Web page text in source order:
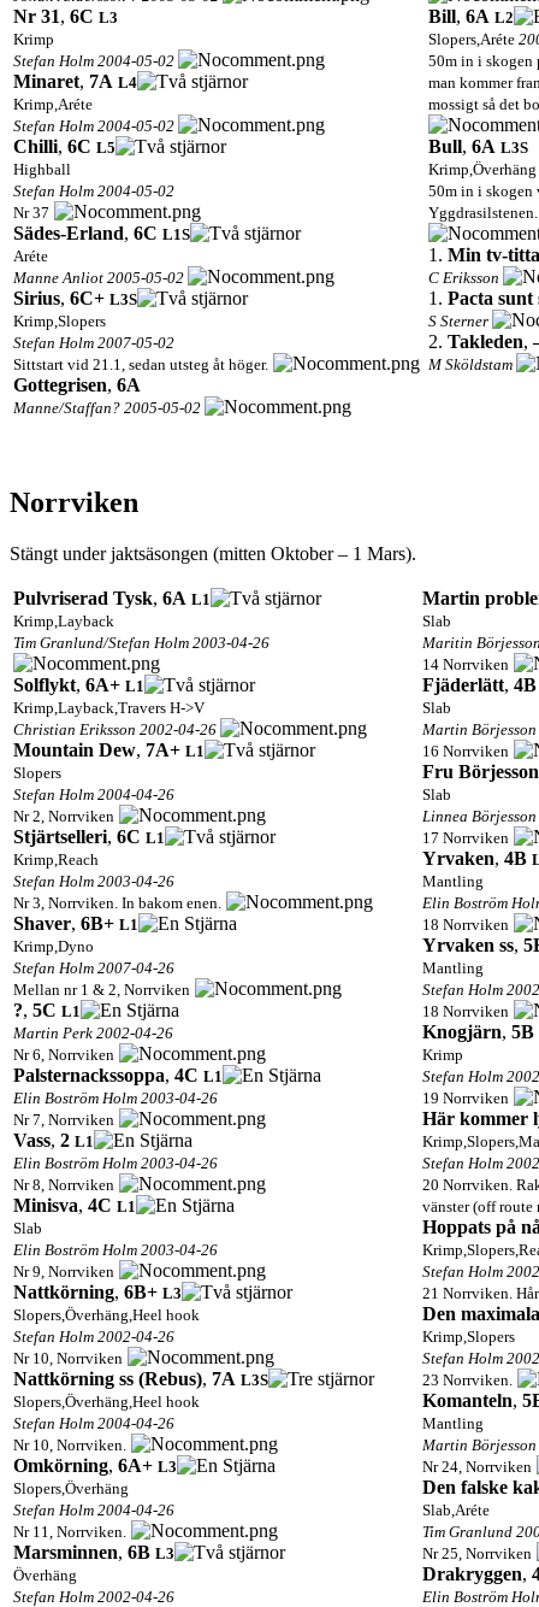
Nr 31, 6C L3
Krimp
Stefan Holm 2004-05-02
Minaret, 7A L4
Krimp,Aréte
Stefan Holm 2004-05-02
Chilli, 6C L5
Highball
Stefan Holm 2004-05-02
Nr 37
Sädes-Erland, 6C L1S
Aréte
Manne Anliot 2005-05-02
Sirius, 6C+ L3S
Krimp,Slopers
Stefan Holm 2007-05-02
Sittstart vid 21.1, sedan utsteg åt höger.
Gottegrisen, 6A
Manne/Staffan? 2005-05-02
Bill, 6A L2
Slopers,Aréte
50m in i skogen
man kommer
mossigt så det
Bull, 6A L3S
Krimp,Överhäng
50m in i skogen
1. Min tv-
C Eriksson
1. Pacta sunt
S Sterner
2. Takleden,
M Sköldstam
Norrviken
Stängt under jaktsäsongen (mitten Oktober – 1 Mars).
Pulvriserad Tysk, 6A L1
Krimp,Layback
Tim Granlund/Stefan Holm 2003-04-26
Solflykt, 6A+ L1
Krimp,Layback,Travers H->V
Christian Eriksson 2002-04-26
Mountain Dew, 7A+ L1
Slopers
Stefan Holm 2004-04-26
Nr 2, Norrviken
Stjärtselleri, 6C L1
Krimp,Reach
Stefan Holm 2003-04-26
Nr 3, Norrviken. In bakom enen.
Shaver, 6B+ L1
Krimp,Dyno
Stefan Holm 2007-04-26
Mellan nr 1 & 2, Norrviken
?, 5C L1
Martin Perk 2002-04-26
Nr 6, Norrviken
Palsternackssoppa, 4C L1
Elin Boström Holm 2003-04-26
Nr 7, Norrviken
Vass, 2 L1
Elin Boström Holm 2003-04-26
Nr 8, Norrviken
Minisva, 4C L1
Slab
Elin Boström Holm 2003-04-26
Nr 9, Norrviken
Nattkörning, 6B+ L3
Slopers,Överhäng,Heel hook
Stefan Holm 2002-04-26
Nr 10, Norrviken
Nattkörning ss (Rebus), 7A L3S
Slopers,Överhäng,Heel hook
Stefan Holm 2004-04-26
Nr 10, Norrviken.
Omkörning, 6A+ L3
Slopers,Överhäng
Stefan Holm 2004-04-26
Nr 11, Norrviken.
Marsminnen, 6B L3
Överhäng
Stefan Holm 2002-04-26
Martin
Slab
Maritin
14 Norrviken
Fjäderlätt, 4B
Slab
Martin
16 Norrviken
Fru Börjesson
Slab
Linnea
17 Norrviken
Yrvaken, 4B
Mantling
Elin Boström
18 Norrviken
Yrvaken ss,
Mantling
Stefan Holm
18 Norrviken
Knogjärn, 5B
Krimp
Stefan Holm
19 Norrviken
Här kommer
Stefan Holm
20 Norrviken.
vänster (off route
Hoppats på
Stefan Holm
21 Norrviken.
Den
Krimp,Slopers
Stefan Holm
23 Norrviken.
Komanteln,
Mantling
Martin
Nr 24, Norrviken
Den falske
Slab,Aréte
Tim Granlund
Nr 25, Norrviken
Drakryggen,
Elin Boström